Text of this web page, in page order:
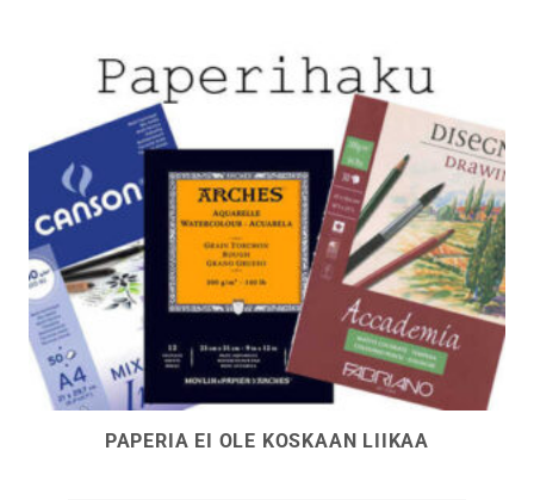
PAPERIA EI OLE KOSKAAN LIIKAA